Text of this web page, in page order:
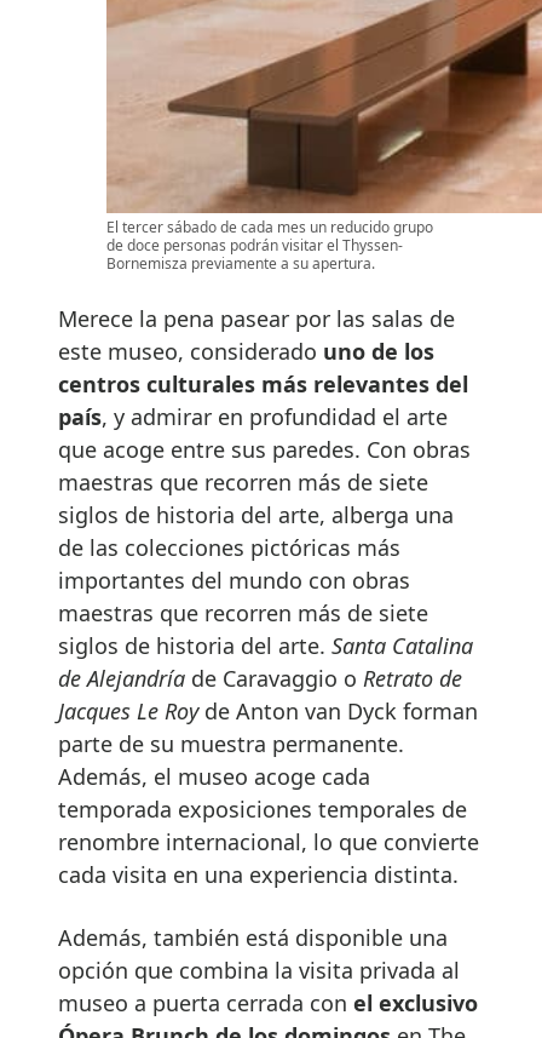
El tercer sábado de cada mes un reducido grupo
de doce personas podrán visitar el Thyssen-
Bornemisza previamente a su apertura.
Merece la pena pasear por las salas de
este museo, considerado uno de los
centros culturales más relevantes del
país, y admirar en profundidad el arte
que acoge entre sus paredes. Con obras
maestras que recorren más de siete
siglos de historia del arte, alberga una
de las colecciones pictóricas más
importantes del mundo con obras
maestras que recorren más de siete
siglos de historia del arte. Santa Catalina
de Alejandría de Caravaggio o Retrato de
Jacques Le Royde Anton van Dyck forman
parte de su muestra permanente.
Además, el museo acoge cada
temporada exposiciones temporales de
renombre internacional, lo que convierte
cada visita en una experiencia distinta.
Además, también está disponible una
opción que combina la visita privada al
museo a puerta cerrada con el exclusivo